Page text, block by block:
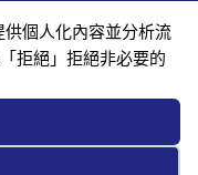
個人化內容並分析流
拒絕」拒絕非必要的
樓4201-3室
Connaught Road